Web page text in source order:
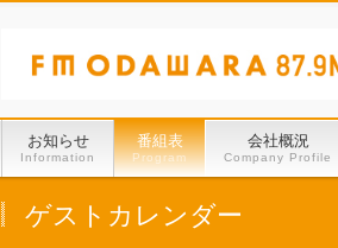
お知らせ
Information
番組表
Program
会社概況
Company Profile
ゲストカレンダー